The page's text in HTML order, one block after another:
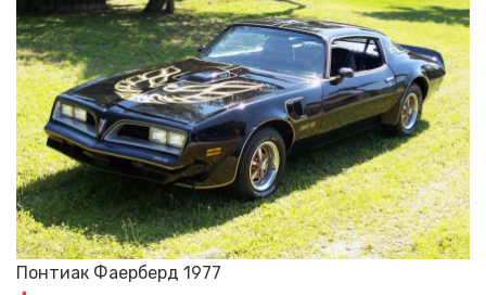
Понтиак Фаерберд 1977